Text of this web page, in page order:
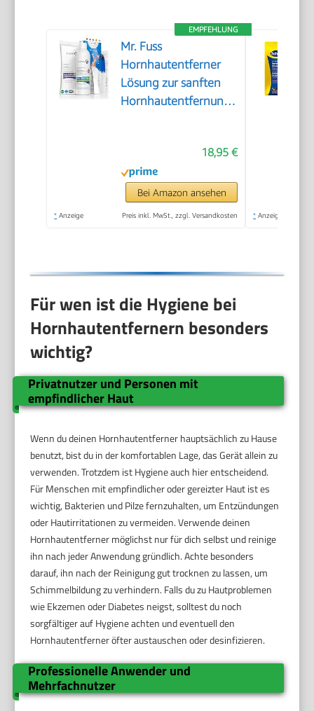
EMPFEHLUNG
Mr. Fuss
Hornhautentferner
Lösung zur sanften
Hornhautentfernung
Fußpflege Pediküre
Set ohne Schleifen
mit Sofort-Effekt.
18,95 €
Bei Amazon ansehen
* Anzeige Preis inkl. MwSt., zzgl. Versandkosten * Anzeige
Für wen ist die Hygiene bei
Hornhautentfernern besonders
wichtig?
Privatnutzer und Personen mit
empfindlicher Haut
Wenn du deinen Hornhautentferner hauptsächlich zu Hause
benutzt, bist du in der komfortablen Lage, das Gerät allein zu
verwenden. Trotzdem ist Hygiene auch hier entscheidend.
Für Menschen mit empfindlicher oder gereizter Haut ist es
wichtig, Bakterien und Pilze fernzuhalten, um Entzündungen
oder Hautirritationen zu vermeiden. Verwende deinen
Hornhautentferner möglichst nur für dich selbst und reinige
ihn nach jeder Anwendung gründlich. Achte besonders
darauf, ihn nach der Reinigung gut trocknen zu lassen, um
Schimmelbildung zu verhindern. Falls du zu Hautproblemen
wie Ekzemen oder Diabetes neigst, solltest du noch
sorgfältiger auf Hygiene achten und eventuell den
Hornhautentferner öfter austauschen oder desinfizieren.
Professionelle Anwender und
Mehrfachnutzer